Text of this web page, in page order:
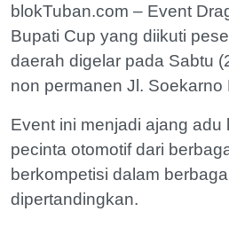
blokTuban.com – Event
Bupati Cup yang diikuti
daerah digelar pada Sabtu
non permanen Jl. Soekarno
Event ini menjadi ajang
pecinta otomotif dari
berkompetisi dalam
dipertandingkan.